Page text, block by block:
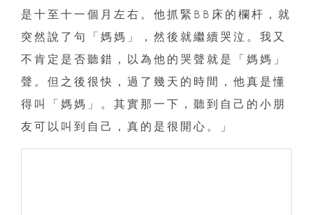
是十至十一個月左右。他抓緊BB床的欄杆，就
突然說了句「媽媽」，然後就繼續哭泣。我又
不肯定是否聽錯，以為他的哭聲就是「媽媽」
聲。但之後很快，過了幾天的時間，他真是懂
得叫「媽媽」。其實那一下，聽到自己的小朋
友可以叫到自己，真的是很開心。」